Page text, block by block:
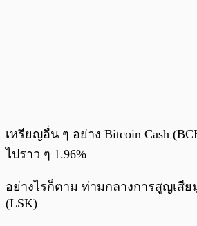
เหรียญอื่น ๆ อย่าง Bitcoin Cash
ไปราว ๆ 1.96%
อย่างไรก็ตาม ท่ามกลางการสูญเสี
(LSK)